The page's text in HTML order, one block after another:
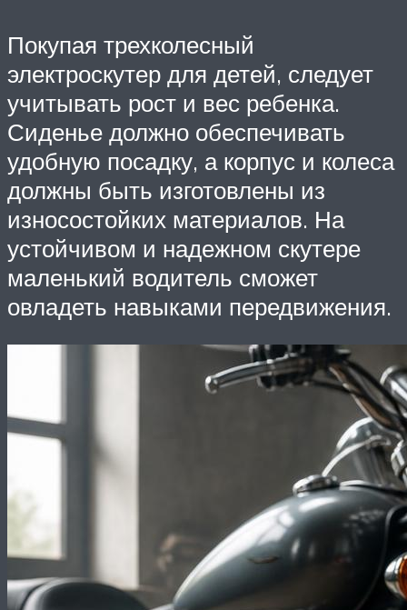
Покупая трехколесный
электроскутер для детей, следует
учитывать рост и вес ребенка.
Сиденье должно обеспечивать
удобную посадку, а корпус и колеса
должны быть изготовлены из
износостойких материалов. На
устойчивом и надежном скутере
маленький водитель сможет
овладеть навыками передвижения.